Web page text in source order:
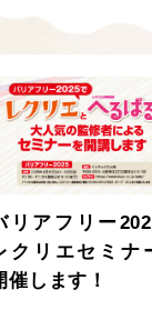
リアフリー
クリエセミナ
催します！